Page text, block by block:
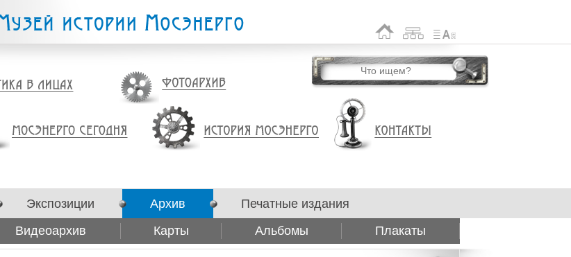
Экспозиции
Архив
Видеоархив Карты Альбомы Плакаты
Печатные издания